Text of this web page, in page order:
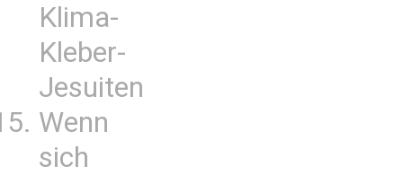
Klima-
Kleber-
Jesuiten
Wenn
sich